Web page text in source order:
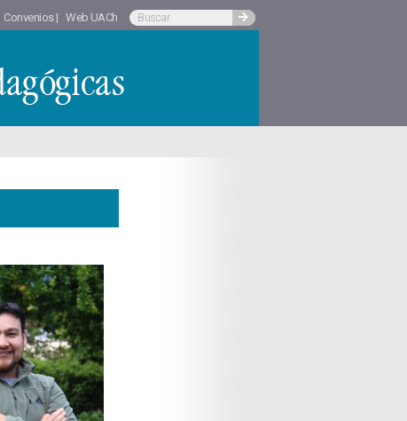
Convenios | Web UACh